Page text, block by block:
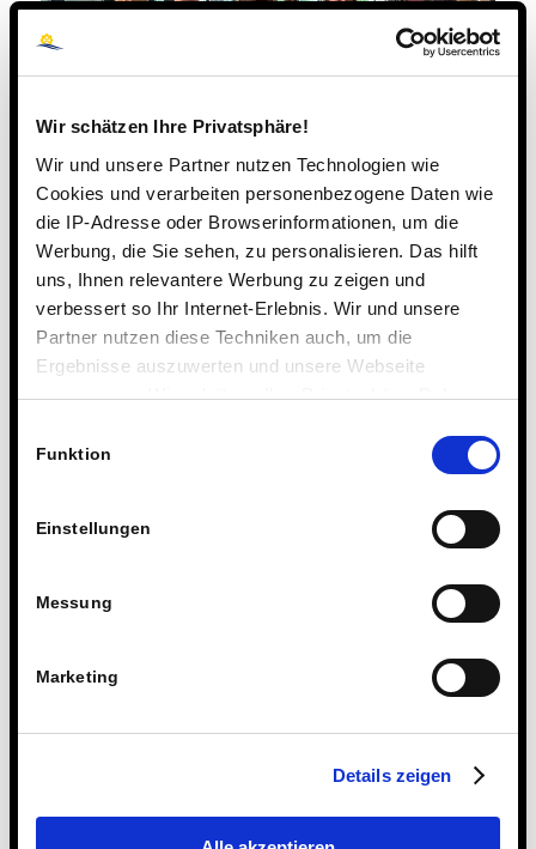
Wir schätzen Ihre Privatsphäre!
Wir und unsere Partner nutzen Technologien wie
Cookies und verarbeiten personenbezogene Daten wie
die IP-Adresse oder Browserinformationen, um die
Werbung, die Sie sehen, zu personalisieren. Das hilft
uns, Ihnen relevantere Werbung zu zeigen und
verbessert so Ihr Internet-Erlebnis. Wir und unsere
Partner nutzen diese Techniken auch, um die
Ergebnisse auszuwerten und unsere Webseite
anzupassen. Wir schätzen Ihre Privatsphäre. Daher
Technologien.
Funktion
Einstellungen
Messung
Marketing
Details zeigen